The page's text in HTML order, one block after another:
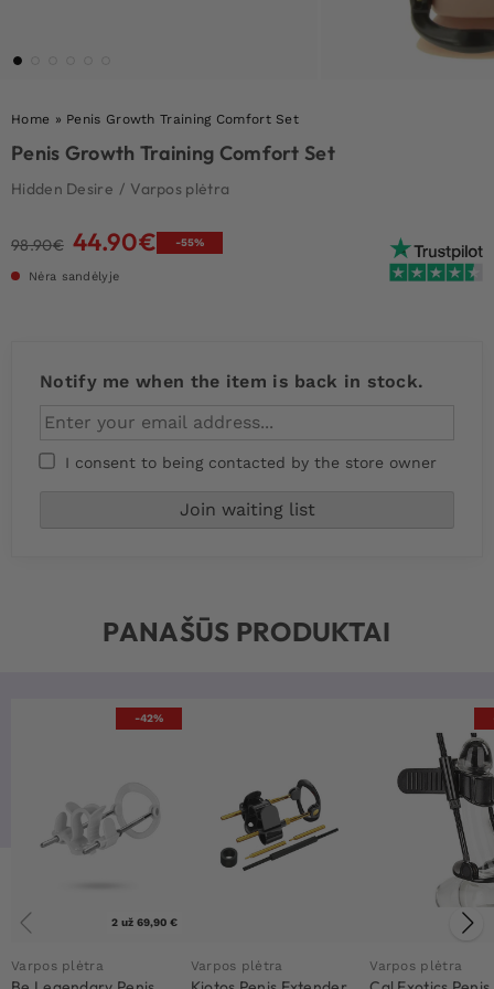
Home » Penis Growth Training Comfort Set
Penis Growth Training Comfort Set
Hidden Desire / Varpos plėtra
98.90€ Original
was:
44.90€Current
-55%
Nėra sandėlyje
Notify me when the item is back in stock.
I consent to being contacted by the store owner
PANAŠŪS PRODUKTAI
-42%
2 už 69,90 €
Varpos plėtra Varpos plėtra Varpos plėtra